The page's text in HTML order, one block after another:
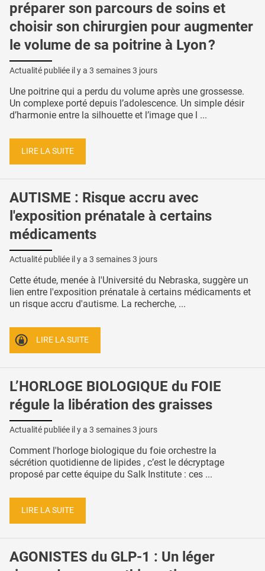
préparer son parcours de soins et
choisir son chirurgien pour augmenter
le volume de sa poitrine à Lyon ?
Actualité publiée il y a 3 semaines 3 jours
Une poitrine qui a perdu du volume après une grossesse.
Un complexe porté depuis l’adolescence. Un simple désir
d’harmonie entre la silhouette et l’image que l ...
LIRE LA SUITE
AUTISME : Risque accru avec
l'exposition prénatale à certains
médicaments
Actualité publiée il y a 3 semaines 3 jours
Cette étude, menée à l'Université du Nebraska, suggère un
lien entre l'exposition prénatale à certains médicaments et
un risque accru d'autisme. La recherche, ...
LIRE LA SUITE
L’HORLOGE BIOLOGIQUE du FOIE
régule la libération des graisses
Actualité publiée il y a 3 semaines 3 jours
Comment l'horloge biologique du foie orchestre la
sécrétion quotidienne de lipides , c’est le décryptage
proposé par cette équipe du Salk Institute : ces ...
LIRE LA SUITE
AGONISTES du GLP-1 : Un léger